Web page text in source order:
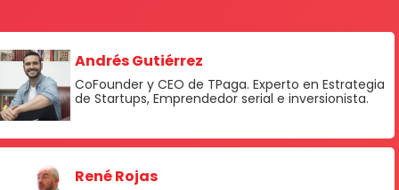
Andrés Gutiérrez
CoFounder y CEO de TPaga. Experto en Estrategia
de Startups, Emprendedor serial e inversionista.
René Rojas